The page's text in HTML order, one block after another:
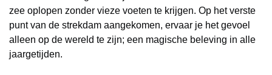
zee oplopen zonder vieze voeten te krijgen. Op het verste
punt van de strekdam aangekomen, ervaar je het gevoel
alleen op de wereld te zijn; een magische beleving in alle
jaargetijden.